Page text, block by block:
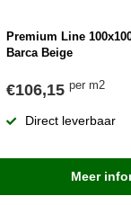
Premium Line
Barca Beige
€106,15 per m2
Direct leverbaar
Meer